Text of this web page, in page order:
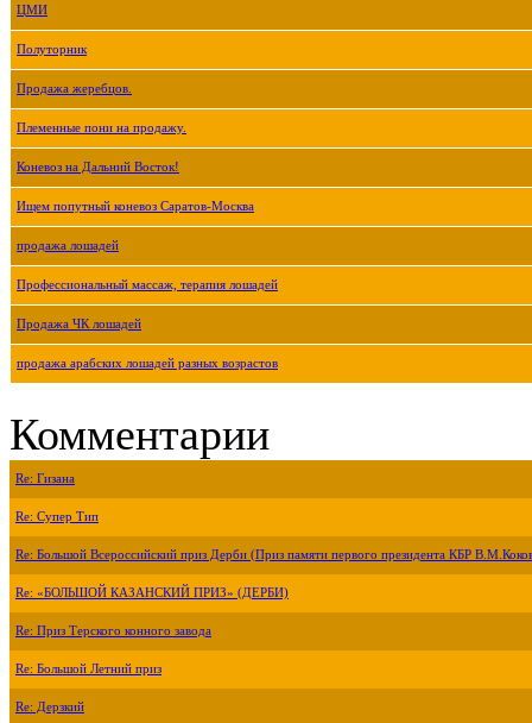
ЦМИ
Полуторник
Продажа жеребцов.
Племенные пони на продажу.
Коневоз на Дальний Восток!
Ищем попутный коневоз Саратов-Москва
продажа лошадей
Профессиональный массаж, терапия лошадей
Продажа ЧК лошадей
продажа арабских лошадей разных возрастов
Комментарии
Re: Гизана
Re: Супер Тип
Re: Большой Всероссийский приз Дерби (Приз памяти первого президента КБР
Re: «БОЛЬШОЙ КАЗАНСКИЙ ПРИЗ» (ДЕРБИ)
Re: Приз Терского конного завода
Re: Большой Летний приз
Re: Дерзкий